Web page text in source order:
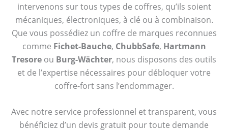
intervenons sur tous types de coffres, qu’ils soient
mécaniques, électroniques, à clé ou à combinaison.
Que vous possédiez un coffre de marques reconnues
comme Fichet-Bauche, ChubbSafe, Hartmann
Tresore ou Burg-Wächter, nous disposons des outils
et de l’expertise nécessaires pour débloquer votre
coffre-fort sans l’endommager.
Avec notre service professionnel et transparent, vous
bénéficiez d’un devis gratuit pour toute demande